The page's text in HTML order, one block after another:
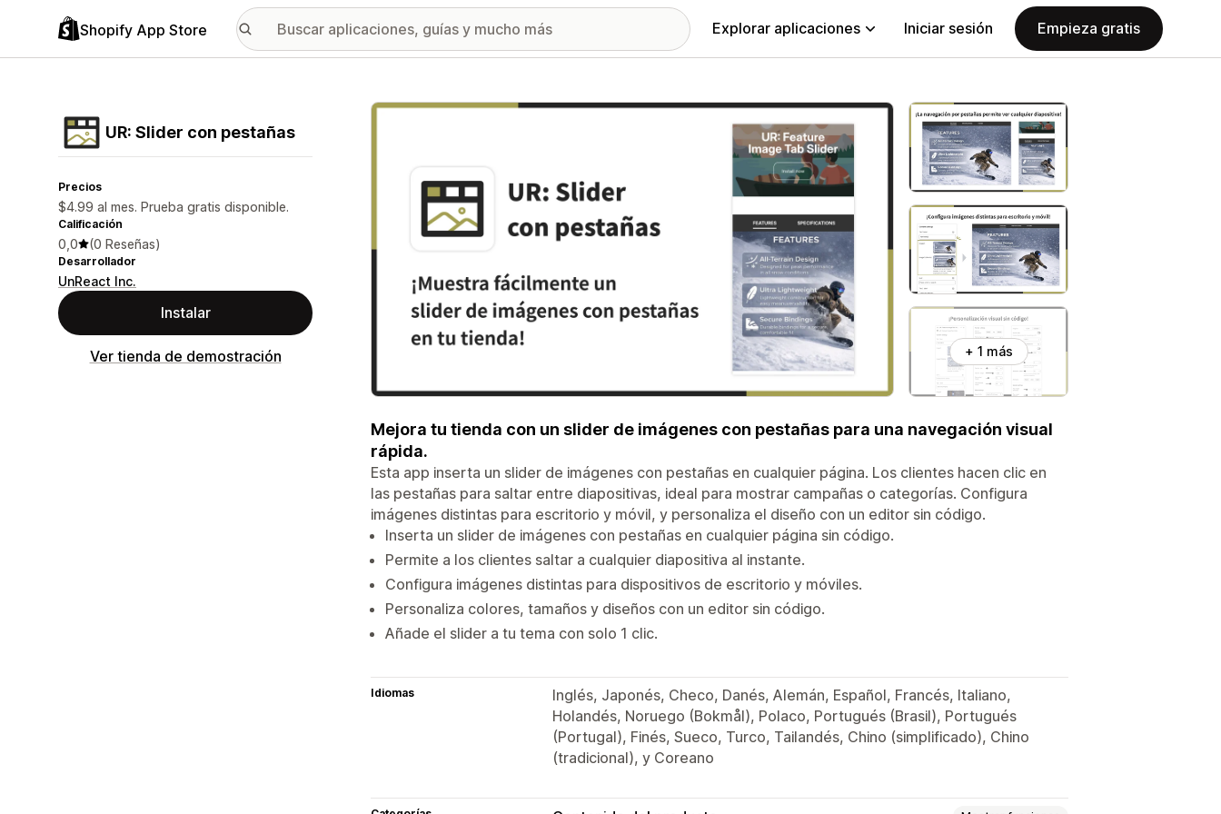
Shopify App Store Explorar aplicaciones Iniciar sesión Empieza gratis
UR: Slider con pestañas
Precios
$4.99 al mes. Prueba gratis disponible.
Calificación
0,0 (0 Reseñas)
Desarrollador
UnReact Inc.
Instalar
Ver tienda de demostración
Galería de imágenes destacadas
+ 1 más
Mejora tu tienda con un slider de imágenes con pestañas para una navegación visual
rápida.
Esta app inserta un slider de imágenes con pestañas en cualquier página. Los clientes hacen clic en
las pestañas para saltar entre diapositivas, ideal para mostrar campañas o categorías. Configura
imágenes distintas para escritorio y móvil, y personaliza el diseño con un editor sin código.
Inserta un slider de imágenes con pestañas en cualquier página sin código.
Permite a los clientes saltar a cualquier diapositiva al instante.
Configura imágenes distintas para dispositivos de escritorio y móviles.
Personaliza colores, tamaños y diseños con un editor sin código.
Añade el slider a tu tema con solo 1 clic.
Idiomas
Inglés, Japonés, Checo, Danés, Alemán, Español, Francés, Italiano,
Holandés, Noruego (Bokmål), Polaco, Portugués (Brasil), Portugués
(Portugal), Finés, Sueco, Turco, Tailandés, Chino (simplificado), Chino
(tradicional), y Coreano